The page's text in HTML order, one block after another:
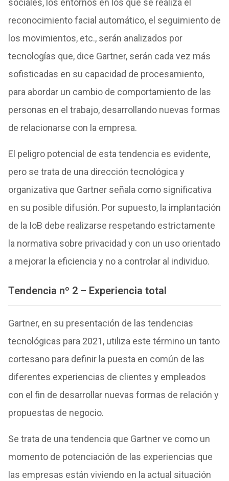
reconocimiento facial automático, el seguimiento de
los movimientos, etc., serán analizados por
tecnologías que, dice Gartner, serán cada vez más
sofisticadas en su capacidad de procesamiento,
para abordar un cambio de comportamiento de las
personas en el trabajo, desarrollando nuevas formas
de relacionarse con la empresa.
El peligro potencial de esta tendencia es evidente,
pero se trata de una dirección tecnológica y
organizativa que Gartner señala como significativa
en su posible difusión. Por supuesto, la implantación
de la IoB debe realizarse respetando estrictamente
la normativa sobre privacidad y con un uso orientado
a mejorar la eficiencia y no a controlar al individuo.
Tendencia nº 2 – Experiencia total
Gartner, en su presentación de las tendencias
tecnológicas para 2021, utiliza este término un tanto
cortesano para definir la puesta en común de las
diferentes experiencias de clientes y empleados
con el fin de desarrollar nuevas formas de relación y
propuestas de negocio.
Se trata de una tendencia que Gartner ve como un
momento de potenciación de las experiencias que
las empresas están viviendo en la actual situación